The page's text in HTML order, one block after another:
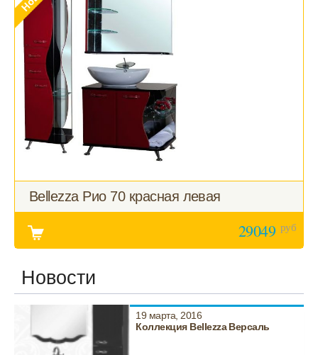
Bellezza Рио 70 красная левая
29049 руб
Новости
19 марта, 2016
Коллекция Bellezza Версаль